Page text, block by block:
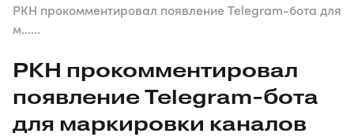
РКН прокомментировал появление Telegram-бота для
м......
РКН прокомментировал
появлениеTelegram-бота
для маркировки каналов